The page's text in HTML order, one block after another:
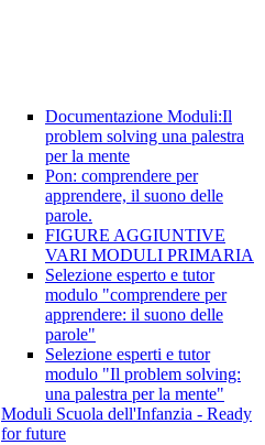
Documentazione Moduli:Il
problem solving una palestra
per la mente
Pon: comprendere per
apprendere, il suono delle
parole.
FIGURE AGGIUNTIVE
VARI MODULI PRIMARIA
Selezione esperto e tutor
modulo "comprendere per
apprendere: il suono delle
parole"
Selezione esperti e tutor
modulo "Il problem solving:
una palestra per la mente"
Moduli Scuola dell'Infanzia - Ready
for future